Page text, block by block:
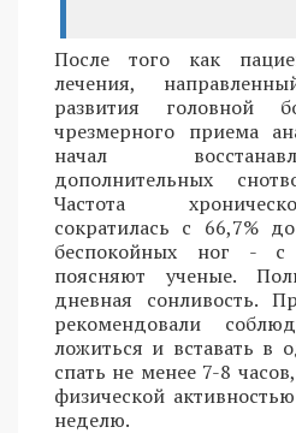
После того как
лечения,
развития
чрезмерного приема
начал
дополнительных
Частота
сократилась с 66,7%
беспокойных ног -
поясняют ученые.
дневная сонливость.
рекомендовали
ложиться и вставать в
спать не менее 7-8
физической
неделю.